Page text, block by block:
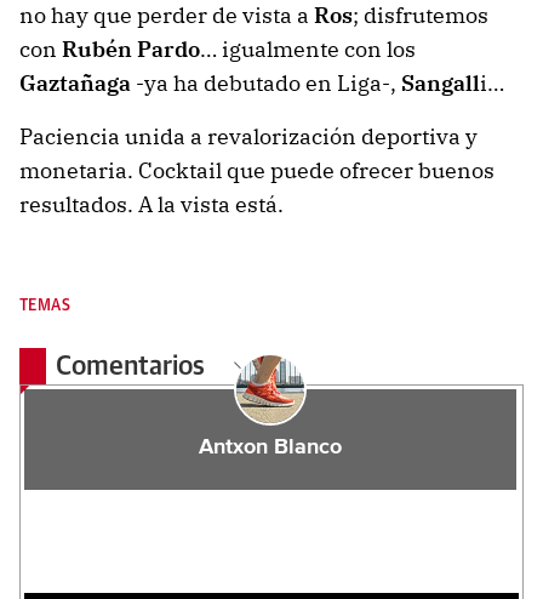
no hay que perder de vista a Ros; disfrutemos
con Rubén Pardo… igualmente con los
Gaztañaga -ya ha debutado en Liga-, Sangalli…
Paciencia unida a revalorización deportiva y
monetaria. Cocktail que puede ofrecer buenos
resultados. A la vista está.
TEMAS
Comentarios
Antxon Blanco